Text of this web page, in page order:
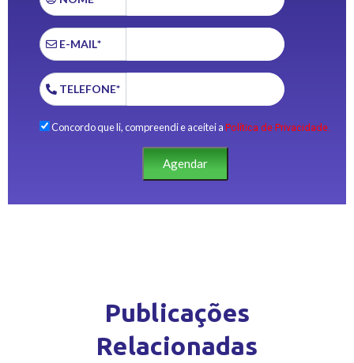
E-MAIL*
TELEFONE*
Concordo que li, compreendi e aceitei a Política de Privacidade.
Agendar
Publicações
Relacionadas